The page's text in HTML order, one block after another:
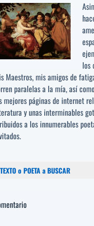
los
Maestros, mis amigos de
paralelas a la mía, así
mejores páginas de internet
y unas interminables
a los innumerables